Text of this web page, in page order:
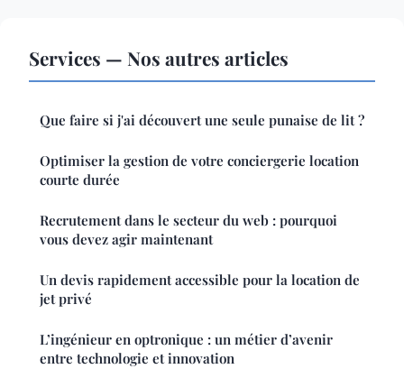
Services — Nos autres articles
Que faire si j'ai découvert une seule punaise de lit ?
Optimiser la gestion de votre conciergerie location
courte durée
Recrutement dans le secteur du web : pourquoi
vous devez agir maintenant
Un devis rapidement accessible pour la location de
jet privé
L’ingénieur en optronique : un métier d’avenir
entre technologie et innovation